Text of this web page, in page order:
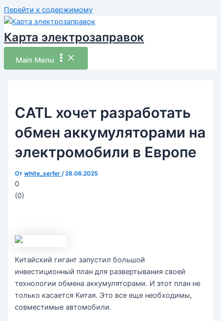
Перейти к содержимому
Карта электрозаправок
Main Menu
CATL хочет разработать
обмен аккумуляторами на
электромобили в Европе
Отwhite_serfer/28.06.2025
0
(0)
Китайский гигант запустил большой
инвестиционный план для развертывания своей
технологии обмена аккумуляторами. И этот план не
только касается Китая. Это все еще необходимы,
совместимые автомобили.